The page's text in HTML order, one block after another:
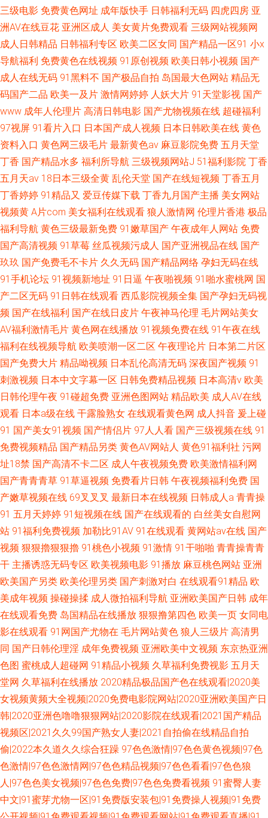
三级电影 免费黄色网址 成年版快手 日韩福利无码 四虎四房 亚
洲AV在线豆花 亚洲区成人 美女黄片免费观看 三级网站视频网
成人日韩精品 日韩福利专区 欧美二区女同 国产精品一区91 小x
导航福利 免费黄色在线视频 91原创视频 欧美日韩小视频 国产
成人在线无码 91黑料不 国产极品自拍 岛国最大色网站 精品无
码国产二品 欧美一及片 激情网婷婷 人妖大片 91天堂影视 国产
www 成年人伦理片 高清日韩电影 国产尤物视频在线 超碰福利
97视屏 91看片入口 日本国产成人视频 日本日韩欧美在线 黄色
资料入口 黄色网三级毛片 最新黄色av 麻豆影院免费 五月天堂
丁香 国产精品水多 福利所导航 三级视频网站J 51福利影院 丁香
五月天av 18日本三级全黄 乱伦天堂 国产在线短视频 丁香五月
丁香婷婷 91精品又 爱豆传媒下载 丁香九月国产主播 美女网站
视频黄 A片com 美女福利在线观看 狼人激情网 伦理片香港 极品
福利导航 黄色三级最新免费 91嫩草国产 午夜成年人网站 免费
国产高清视频 91草莓 丝瓜视频污成人 国产亚洲视品在线 国产
玖玖 国产免费毛不卡片 久久无码 国产精品网络 孕妇无码在线
91手机论坛 91视频新地址 91日逼 午夜啪视频 91啪水蜜桃网 国
产二区无码 91日韩在线观看 西瓜影院视频全集 国产孕妇无码视
频 国产在线福利 国产在线日皮片 午夜神马伦理 毛片网站美女
AV福利激情毛片 黄色网在线播放 91视频免费在线 91午夜在线
福利在线视频导航 欧美喷潮一区二区 午夜理论片 日本第二片区
国产免费大片 精品呦视频 日本乱伦高清无码 深夜国产视频 91
刺激视频 日本中文字幕一区 日韩免费精品视频 日本高清v 欧美
日韩伦理午夜 91碰超免费 亚洲色图网站 精品欧美 成人AV在线
观看 日本a级在线 干露脸熟女 在线观看黄色网 成人抖音 爰上碰
91 国产美女91视频 国产情侣片 97人人看 国产三级视频在线 91
免费视频精品 国产精品另类 黄色AV网站人 黄色91福利社 污网
址18禁 国产高清不卡二区 成人午夜视频免费 欧美激情福利网
国产青青青草 91草逼视频 免费看片日韩 午夜视频福利免费 国
产嫩草视频在线 69叉叉叉 最新日本在线视频 日韩成人a 青青操
91 五月天婷婷 91短视频在线 国产在线观看的 白丝美女自慰网
站 91福利免费视频 加勒比91AV 91在线观看 黄网站av在线 国产
视频 狠狠擼狠狠擼 91桃色小视频 91激情 91干啪啪 青青操青青
干 主播诱惑无码专区 欧美视频电影 91播放 麻豆桃色网站 亚洲
欧美国产另类 欧美伦理另类 国产刺激对白 在线观看91精品 欧
美成年视频 操碰操揉 成人微拍福利导航 亚洲欧美国产日韩 成年
在线观看免费 岛国精品在线播放 狠狠撸第四色 欧美一页 女同电
影在线观看 91网国产尤物在 毛片网站黄色 狼人三级片 高清男
同 国产日韩伦理淫 成年免费视频 亚洲欧美中文视频 东京热亚洲
色图 蜜桃成人超碰网 91精品小视频 久草福利免费视影 五月天
堂网 久草福利在线播放 2020精品极品国产色在线观看|2020美
女视频黄频大全视频|2020免费电影院网站|2020亚洲欧美国产日
韩|2020亚洲色噜噜狠狠网站|2020影院在线观看|2021国产精品
视频区|2021久久99国产熟女人妻|2021自拍偷在线精品自拍
偷|2022本久道久久综合狂躁 97色色激情|97色色黄色视频|97色
色激情|97色色激情网|97色色精品视频|97色色看看|97色色狼
人|97色色美女视频|97色色免费|97色色免费看视频 91蜜臀人妻
中文|91蜜芽尤物一区|91免费版安装包|91免费操人视频|91免费